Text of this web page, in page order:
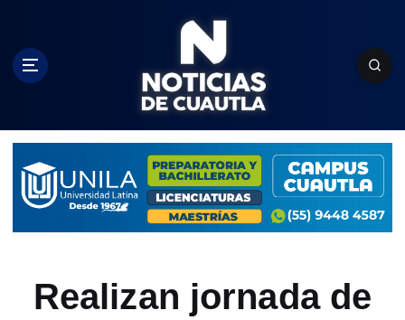
c
Realizan jornada de